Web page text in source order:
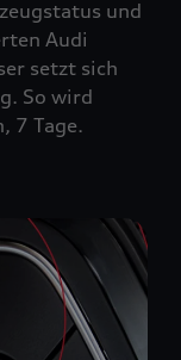
und
Audi
setzt sich
So wird
7 Tage.